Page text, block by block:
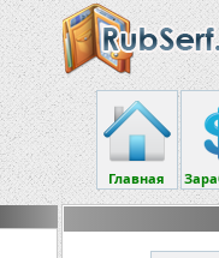
Главная